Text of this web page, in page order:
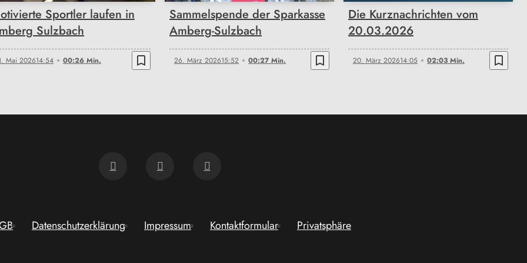
Sportler laufen in
Sulzbach
Mai 202614:54 00:26 Min. bookmark_border
Sammelspende der Sparkasse
Amberg-Sulzbach
26. März 202615:52 00:27 Min. bookmark_border
Die Kurznachrichten vom
20.03.2026
20. März 202614:05 02:03 Min. bookmark_border
Datenschutzerklärung Impressum Kontaktformular Privatsphäre